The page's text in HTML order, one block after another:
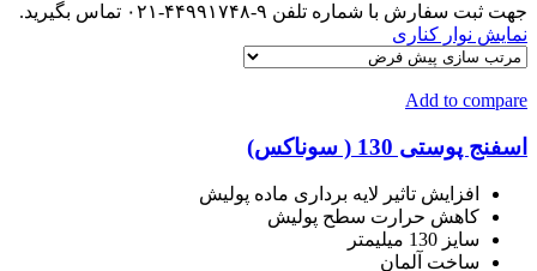
جهت ثبت سفارش با شماره تلفن ۹-۴۴۹۹۱۷۴۸-۰۲۱ تماس بگیرید.
نمایش نوار کناری
Add to compare
اسفنج پوستی 130 ( سوناکس)
افزایش تاثير لايه برداری ماده پوليش
کاهش حرارت سطح پوليش
سایز 130 میلیمتر
ساخت آلمان